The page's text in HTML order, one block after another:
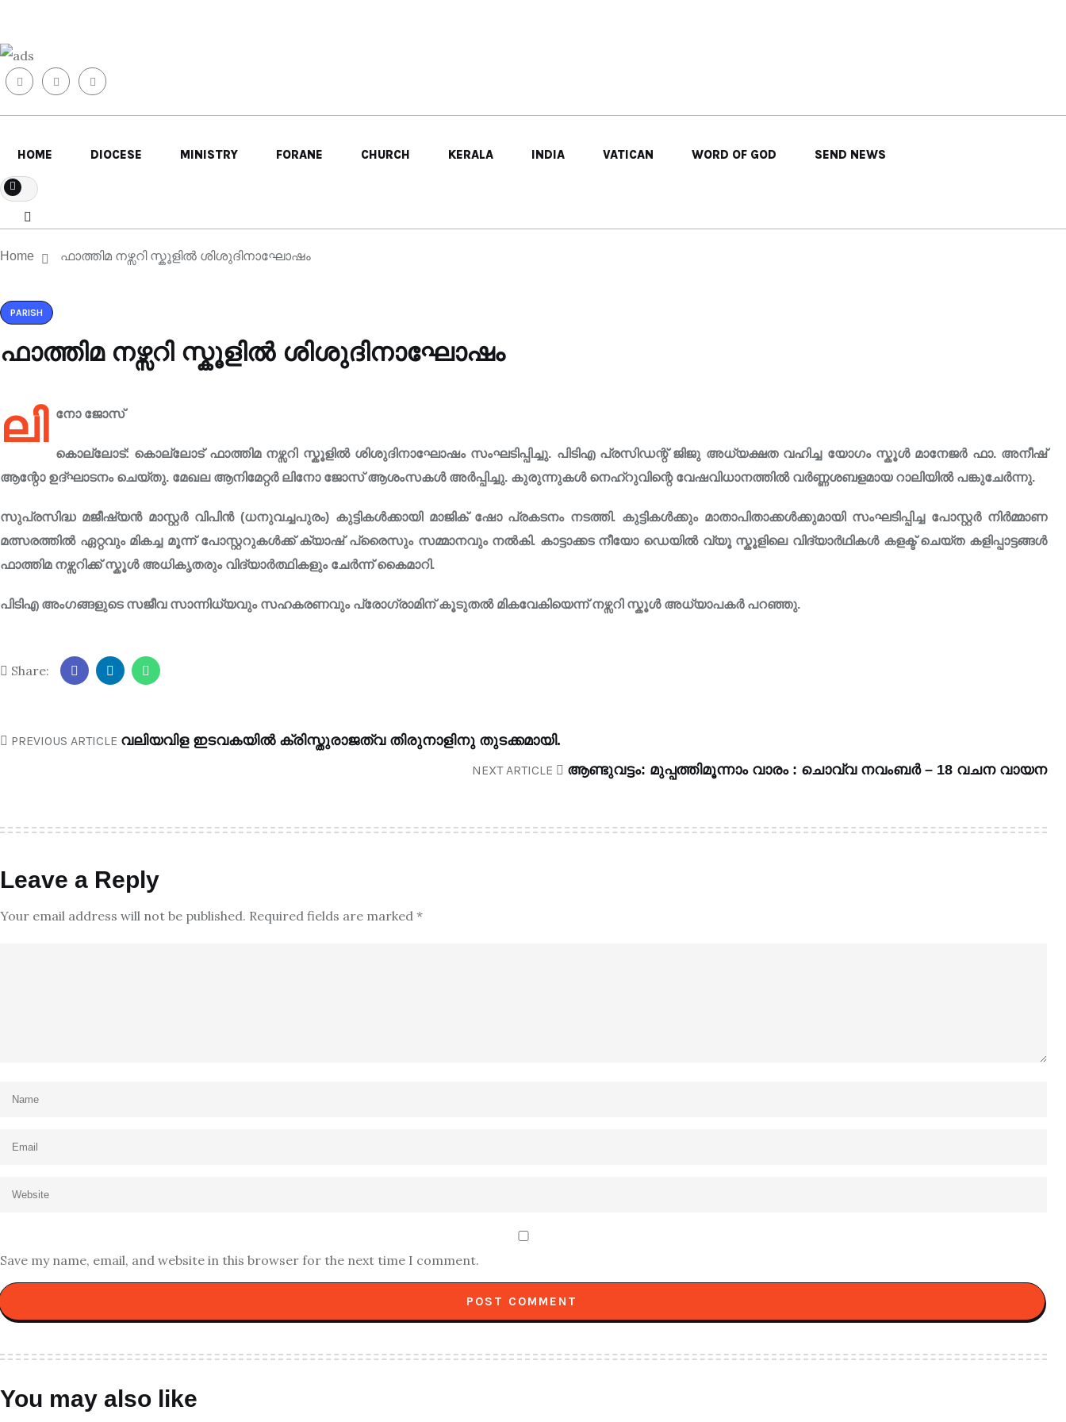
HOME DIOCESE MINISTRY FORANE CHURCH KERALA INDIA VATICAN WORD OF GOD SEND NEWS
Home ഫാത്തിമ നഴ്സറി സ്കൂളിൽ ശിശുദിനാഘോഷം
PARISH
ഫാത്തിമ നഴ്സറി സ്കൂളിൽ ശിശുദിനാഘോഷം
ലി നോ ജോസ്
കൊല്ലോട്: കൊല്ലോട് ഫാത്തിമ നഴ്സറി സ്കൂളിൽ ശിശുദിനാഘോഷം സംഘടിപ്പിച്ചു. പിടിഎ പ്രസിഡന്റ് ജിജു അധ്യക്ഷത വഹിച്ച യോഗം സ്കൂൾ മാനേജർ ഫാ. അനീഷ്
ആന്റോ ഉദ്ഘാടനം ചെയ്തു. മേഖല ആനിമേറ്റർ ലിനോ ജോസ് ആശംസകൾ അർപ്പിച്ചു. കുരുന്നുകൾ നെഹ്റുവിന്റെ വേഷവിധാനത്തിൽ വർണ്ണശബളമായ റാലിയിൽ പങ്കുചേർന്നു.
സുപ്രസിദ്ധ മജീഷ്യൻ മാസ്റ്റർ വിപിൻ (ധനുവച്ചപുരം) കുട്ടികൾക്കായി മാജിക് ഷോ പ്രകടനം നടത്തി. കുട്ടികൾക്കും മാതാപിതാക്കൾക്കുമായി സംഘടിപ്പിച്ച പോസ്റ്റർ നിർമ്മാണ
മത്സരത്തിൽ ഏറ്റവും മികച്ച മൂന്ന് പോസ്റ്ററുകൾക്ക് ക്യാഷ് പ്രൈസും സമ്മാനവും നൽകി. കാട്ടാക്കട നീയോ ഡെയിൽ വ്യൂ സ്കൂളിലെ വിദ്യാർഥികൾ കളക്ട് ചെയ്ത കളിപ്പാട്ടങ്ങൾ
ഫാത്തിമ നഴ്സറിക്ക് സ്കൂൾ അധികൃതരും വിദ്യാർത്ഥികളും ചേർന്ന് കൈമാറി.
പിടിഎ അംഗങ്ങളുടെ സജീവ സാന്നിധ്യവും സഹകരണവും പ്രോഗ്രാമിന് കൂടുതൽ മികവേകിയെന്ന് നഴ്സറി സ്കൂൾ അധ്യാപകർ പറഞ്ഞു.
Share:
PREVIOUS ARTICLE വലിയവിള ഇടവകയിൽ ക്രിസ്തുരാജത്വ തിരുനാളിനു തുടക്കമായി.
NEXT ARTICLE ആണ്ടുവട്ടം: മുപ്പത്തിമൂന്നാം വാരം : ചൊവ്വ നവംബർ – 18 വചന വായന
Leave a Reply
Your email address will not be published. Required fields are marked *
Save my name, email, and website in this browser for the next time I comment.
You may also like